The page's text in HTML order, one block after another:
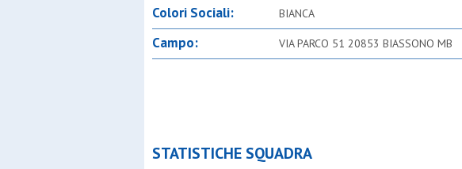
Colori Sociali:
BIANCA
Campo: VIA PARCO 51 20853 BIASSONO MB
STATISTICHE SQUADRA